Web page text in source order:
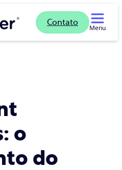
Contato
Menu
o
do